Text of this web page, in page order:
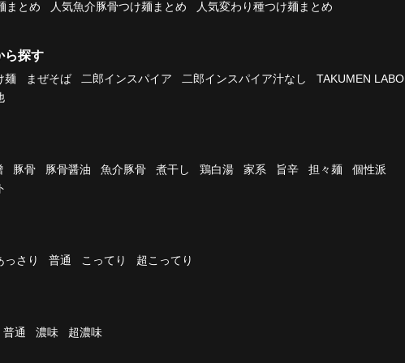
まとめ
人気魚介豚骨つけ麺まとめ 人気変わり種つけ麺まとめ
ら探す
麺 まぜそば 二郎インスパイア 二郎インスパイア汁なし
TAKUMEN LABO
豚骨 豚骨醤油 魚介豚骨 煮干し 鶏白湯 家系 旨辛 担々麺
個性派
っさり 普通 こってり 超こってり
普通 濃味 超濃味